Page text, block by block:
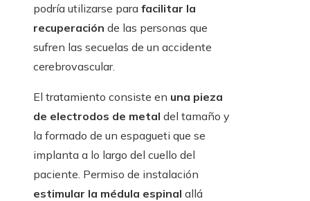
podría utilizarse para facilitar la
recuperación de las personas que
sufren las secuelas de un accidente
cerebrovascular.
El tratamiento consiste en una pieza
de electrodos de metal del tamaño y
la formado de un espagueti que se
implanta a lo largo del cuello del
paciente. Permiso de instalación
estimular la médula espinal allá